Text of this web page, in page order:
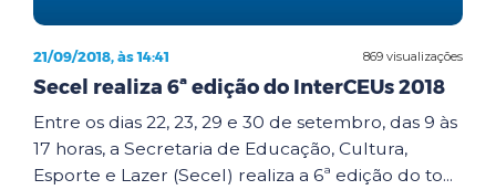
869 visualizações
21/09/2018, às 14:41
Secel realiza 6ª edição do InterCEUs 2018
Entre os dias 22, 23, 29 e 30 de setembro, das 9 às
17 horas, a Secretaria de Educação, Cultura,
Esporte e Lazer (Secel) realiza a 6ª edição do to...